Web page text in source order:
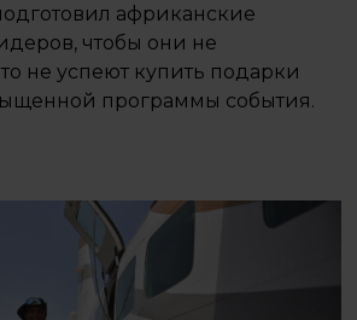
африканские
чтобы они не
не успеют купить подарки
программы события.